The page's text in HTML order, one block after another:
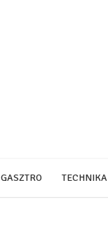
GASZTRO TECHNIKA